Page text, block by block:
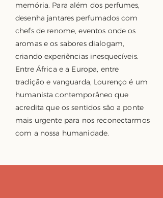
memória. Para além dos perfumes,
desenha jantares perfumados com
chefs de renome, eventos onde os
aromas e os sabores dialogam,
criando experiências inesquecíveis.
Entre África e a Europa, entre
tradição e vanguarda, Lourenço é um
humanista contemporâneo que
acredita que os sentidos são a ponte
mais urgente para nos reconectarmos
com a nossa humanidade.